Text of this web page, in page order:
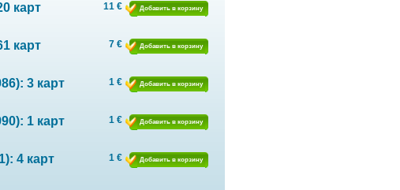
карт 11 € Добавить в корзину
карт 7 € Добавить в корзину
3 карт 1 € Добавить в корзину
1 карт 1 € Добавить в корзину
4 карт 1 € Добавить в корзину